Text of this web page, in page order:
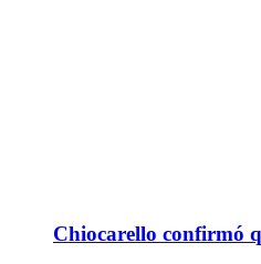
Chiocarello confirmó